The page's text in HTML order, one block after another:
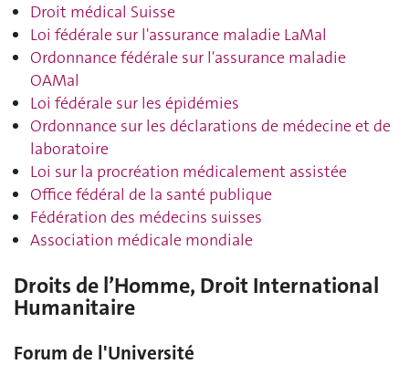
Droit médical Suisse
Loi fédérale sur l'assurance maladie LaMal
Ordonnance fédérale sur l'assurance maladie
OAMal
Loi fédérale sur les épidémies
Ordonnance sur les déclarations de médecine et de
laboratoire
Loi sur la procréation médicalement assistée
Office fédéral de la santé publique
Fédération des médecins suisses
Association médicale mondiale
Droits de l’Homme, Droit International
Humanitaire
Forum de l'Université